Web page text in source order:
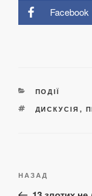
Facebook
КАТЕГОРІЇ
ПОДІЇ
ПОЗНАЧКИ
ДИСКУСІЯ ,
записів
Попередній
запис:
НАЗАД